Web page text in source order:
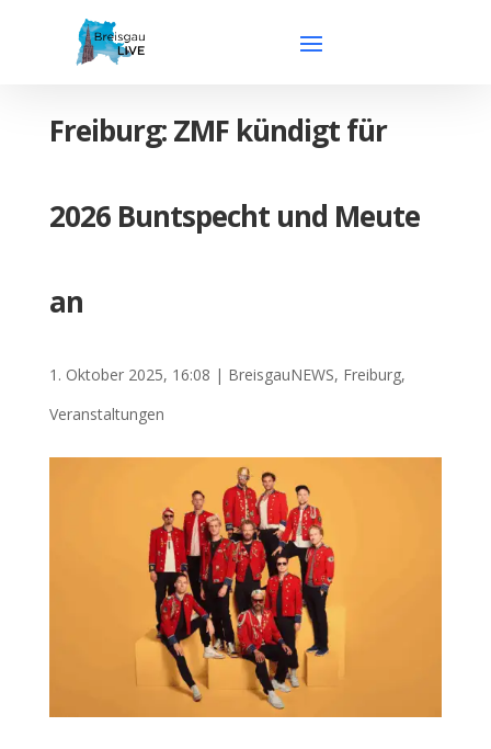
Freiburg: ZMF kündigt für
2026 Buntspecht und Meute
an
1. Oktober 2025, 16:08 | BreisgauNEWS, Freiburg,
Veranstaltungen